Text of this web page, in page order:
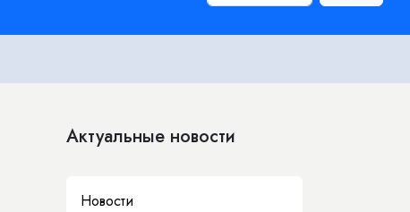
Актуальные новости
Новости